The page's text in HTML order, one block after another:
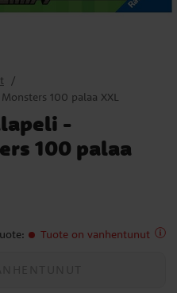
100 palaa XXL
-
100 palaa
: Tuote on vanhentunut